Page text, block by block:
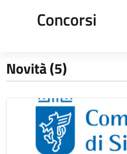
Concorsi
Novità (5)